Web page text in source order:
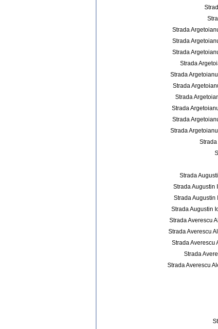
Strada
Strada
Strada
Strada
Strada
Strada
Strada
Strada
Strada
Strada
Strada
Strada
Strada Augustin
Strada Augustin
Strada Augustin
Strada Averescu
Strada Averescu
Strada Averescu
Strada
Strada Averescu